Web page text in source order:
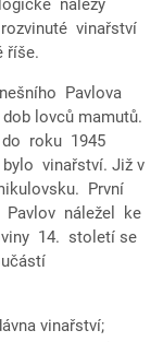
nálezy
vinařství
říše.
Pavlova
lovců mamutů.
roku 1945
vinařství. Již v
První
náležel ke
14. století se
vinařství;